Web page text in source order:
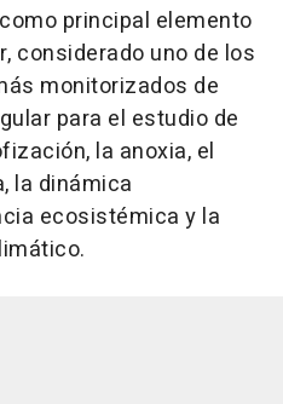
principal elemento
considerado uno de los
monitorizados de
para el estudio de
la anoxia, el
la dinámica
ecosistémica y la